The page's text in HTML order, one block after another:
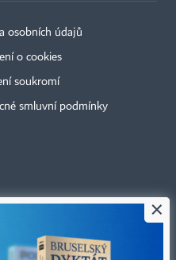
osobních údajů
o cookies
soukromí
smluvní podmínky
×